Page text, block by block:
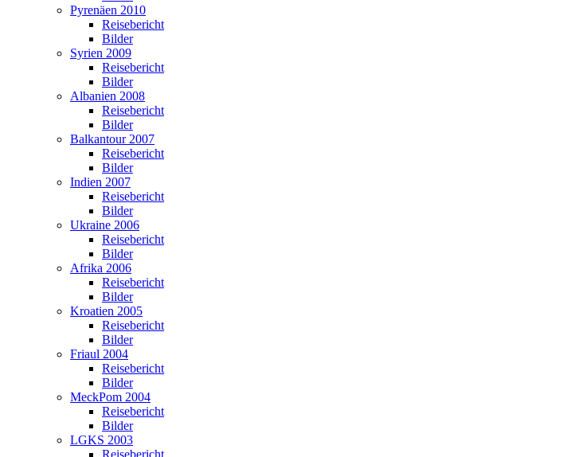
Pyrenäen 2010
Reisebericht
Bilder
Syrien 2009
Reisebericht
Bilder
Albanien 2008
Reisebericht
Bilder
Balkantour 2007
Reisebericht
Bilder
Indien 2007
Reisebericht
Bilder
Ukraine 2006
Reisebericht
Bilder
Afrika 2006
Reisebericht
Bilder
Kroatien 2005
Reisebericht
Bilder
Friaul 2004
Reisebericht
Bilder
MeckPom 2004
Reisebericht
Bilder
LGKS 2003
Reisebericht